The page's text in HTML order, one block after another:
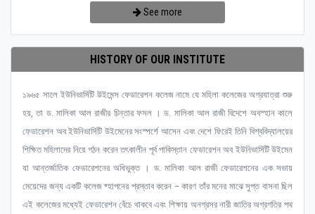
See more
HISTORY OF OUR INSTITUTE
১৯৬৫ সালে ইউনিভার্সিটি উইমেন্স ফেডারেশন কলেজ নামে যে মহিলা কলেজের অগ্রযাত্রা শুরু
হয়, তা ড. মালিকা আল রাজীর চিন্তার ফসল । ড. মালিকা আল রাজী বিদেশে অবস্হান কালে
ফেডারেশন অব ইউনিভার্সিটি উইমেনের সংস্পর্শে আসেন এবং দেশে ফিরেই তিনি বিশ্ববিদ্যালয়ের
শিক্ষিত মহিলাদের নিয়ে গঠন করেন তৎকালীন পূর্ব পাকিস্তান ফেডারেশন অব ইউনিভার্সিটি উইমেন
যা আন্তর্জাতিক ফেডারেশনের অধিভুক্ত । ড. মালিকা আল রাজী ফেডারেশনের এক সভায়
মেয়েদের জন্য একটি কলেজ ষ্হাপনের প্রস্তাব করেন – কারণ তাঁর মনের মাঝে সুপ্ত বাসনা ছিল
এই কলেজের মধ্যেই ফেডারেশন বেঁচে থাকবে এবং শিক্ষায় অনগ্রসর নারী জাতির অগ্রগতির পথ